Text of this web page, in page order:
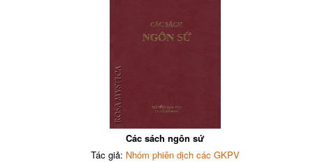
Các sách ngôn sứ
Tác giả: Nhóm phiên dịch các GKPV